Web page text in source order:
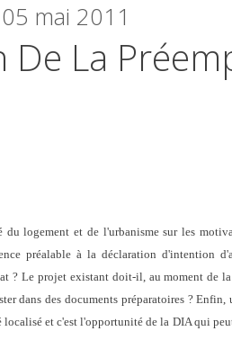
05 mai 2011
De La
logement et de l'urbanisme sur les
préalable à la déclaration d'intention
? Le projet existant doit-il, au moment de
des documents préparatoires ? Enfin,
localisé et c'est l'opportunité de la DIA qui